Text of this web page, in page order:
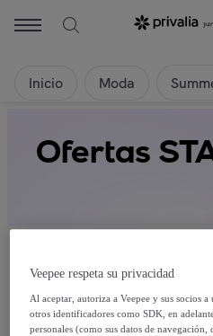
Inicio Moda
Ofertas
Actualmente no hay
Veepee respeta su privacidad
Al aceptar, autoriza a Veepee y sus socios
otros identificadores como SDK, en
personales (como sus datos de